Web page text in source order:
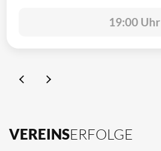
19:00 Uhr
VEREINSERFOLGE